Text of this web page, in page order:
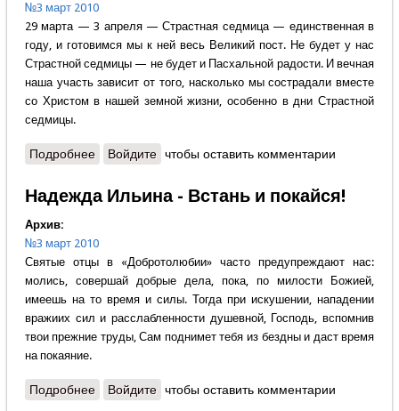
№3 март 2010
29 марта — 3 апреля — Страстная седмица — единственная в
году, и готовимся мы к ней весь Великий пост. Не будет у нас
Страстной седмицы — не будет и Пасхальной радости. И вечная
наша участь зависит от того, насколько мы сострадали вместе
со Христом в нашей земной жизни, особенно в дни Страстной
седмицы.
Подробнеео Надежда Васильева - "Кто любит Меня, тот
Войдите чтобы оставить комментарии
Надежда Ильина - Встань и покайся!
Архив:
№3 март 2010
Святые отцы в «Добротолюбии» часто предупреждают нас:
молись, совершай добрые дела, пока, по милости Божией,
имеешь на то время и силы. Тогда при искушении, нападении
вражиих сил и расслабленности душевной, Господь, вспомнив
твои прежние труды, Сам поднимет тебя из бездны и даст время
на покаяние.
Подробнеео Надежда Ильина - Встань и покайся!
Войдите чтобы оставить комментарии